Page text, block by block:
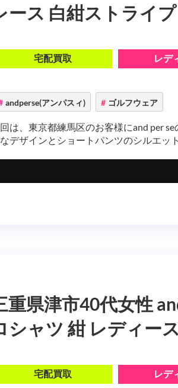
ース 白紺ストライ
宅配買取 レデ
andperse(アンパスィ) ゴルフウェア
は、東京都練馬区のお客様にand per
デザインとショートパンツのシルエ
重県津市40代女性
シャツ 紺 レディー
宅配買取 レデ